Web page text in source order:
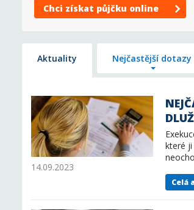
Chci získat půjčku online
Aktuality Nejčastější dotazy
14.09.2023
které
Celá